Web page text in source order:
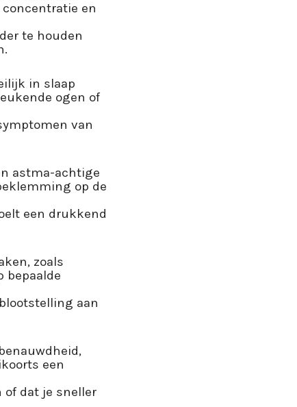
en
te houden
in slaap
ogen of
van
astma-achtige
op de
een drukkend
zoals
bepaalde
aan
een
dat je sneller